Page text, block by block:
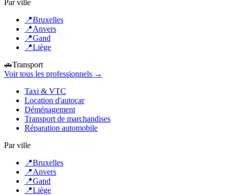
Par ville
📍Bruxelles
📍Anvers
📍Gand
📍Liège
🚗Transport
Voir tous les professionnels →
Taxi & VTC
Location d'autocar
Déménagement
Transport de marchandises
Réparation automobile
Par ville
📍Bruxelles
📍Anvers
📍Gand
📍Liège